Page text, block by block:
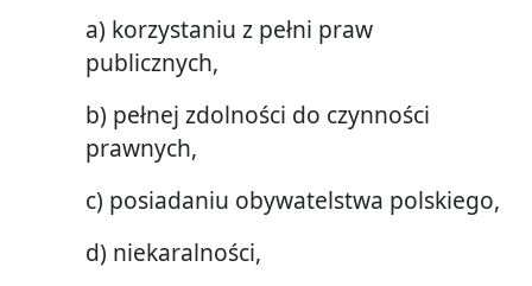
a) korzystaniu z pełni praw
publicznych,
b) pełnej zdolności do czynności
prawnych,
c) posiadaniu obywatelstwa polskiego,
d) niekaralności,